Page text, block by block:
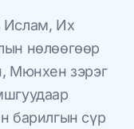
Ислам, Их
нөлөөгөөр
Мюнхен зэрэг
барилгын сүр